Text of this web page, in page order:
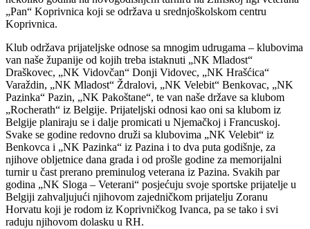
„Pan“ Koprivnica koji se održava u srednjoškolskom centru
Koprivnica.
Klub održava prijateljske odnose sa mnogim udrugama – klubovima
van naše županije od kojih treba istaknuti „NK Mladost“
Draškovec, „NK Vidovčan“ Donji Vidovec, „NK Hrašćica“
Varaždin, „NK Mladost“ Ždralovi, „NK Velebit“ Benkovac, „NK
Pazinka“ Pazin, „NK Pakoštane“, te van naše države sa klubom
„Rocherath“ iz Belgije. Prijateljski odnosi kao oni sa klubom iz
Belgije planiraju se i dalje promicati u Njemačkoj i Francuskoj.
Svake se godine redovno druži sa klubovima „NK Velebit“ iz
Benkovca i „NK Pazinka“ iz Pazina i to dva puta godišnje, za
njihove obljetnice dana grada i od prošle godine za memorijalni
turnir u čast prerano preminulog veterana iz Pazina. Svakih par
godina „NK Sloga – Veterani“ posjećuju svoje sportske prijatelje u
Belgiji zahvaljujući njihovom zajedničkom prijatelju Zoranu
Horvatu koji je rodom iz Koprivničkog Ivanca, pa se tako i svi
raduju njihovom dolasku u RH.